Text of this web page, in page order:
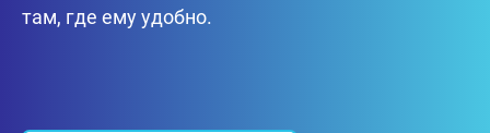
там, где ему удобно.